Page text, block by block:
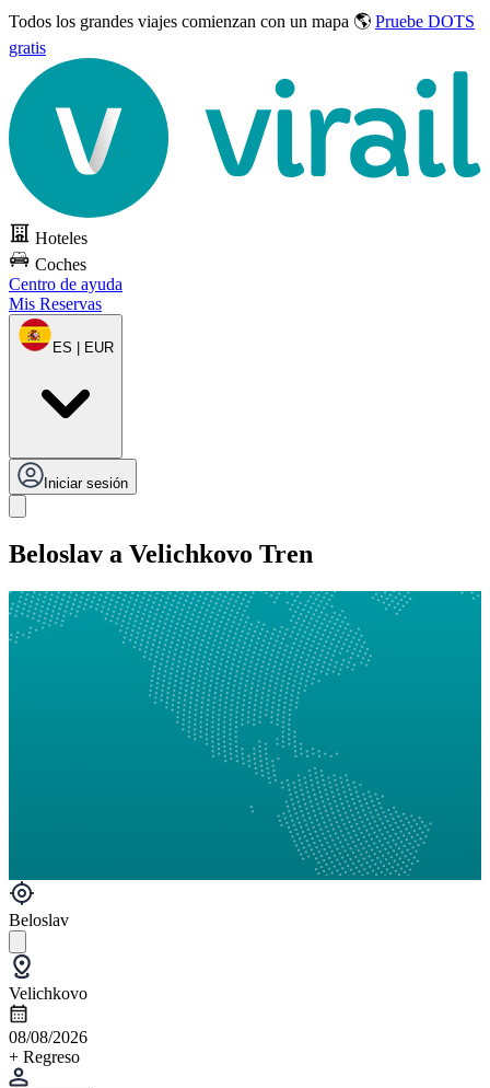
Todos los grandes viajes comienzan con un mapa 🌎 Pruebe DOTS
gratis
Hoteles
Coches
Centro de ayuda
Mis Reservas
ES | EUR
Iniciar sesión
Beloslav a Velichkovo Tren
Beloslav
Velichkovo
08/08/2026
+ Regreso